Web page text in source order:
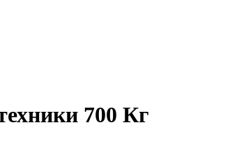
700 Кг